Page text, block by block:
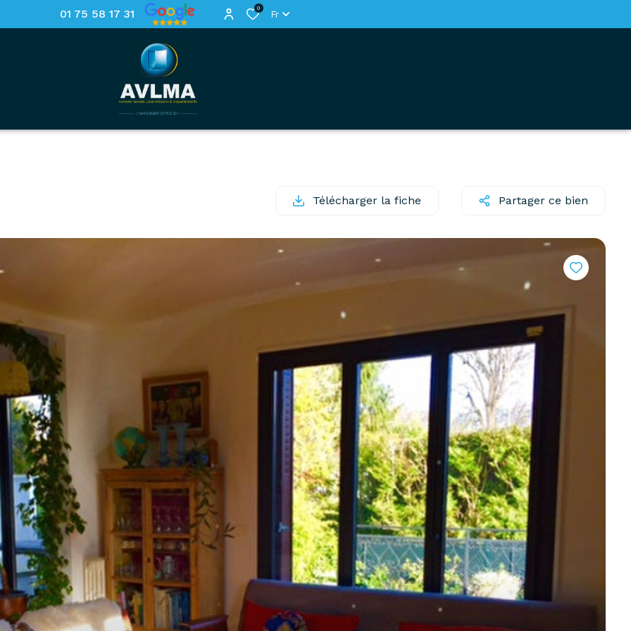
01 75 58 17 31 0
Fr
Télécharger la fiche Partager ce bien